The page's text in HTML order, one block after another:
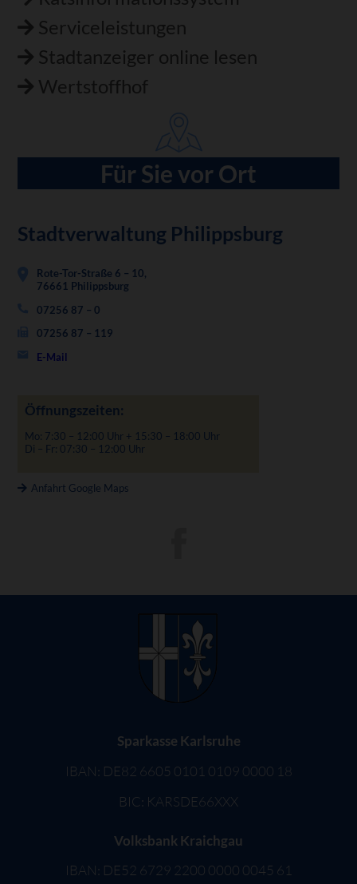
Serviceleistungen
Stadtanzeiger online lesen
Wertstoffhof
Für Sie vor Ort
Stadtverwaltung Philippsburg
Rote-Tor-Straße 6 – 10,
76661 Philippsburg
07256 87 – 0
07256 87 – 119
E-Mail
Öffnungszeiten:
Mo: 7:30 – 12:00 Uhr + 15:30 – 18:00 Uhr
Di – Fr: 07:30 – 12:00 Uhr
Anfahrt Google Maps
Sparkasse Karlsruhe
IBAN: DE82 6605 0101 0109 0000 18
BIC: KARSDE66XXX
Volksbank Kraichgau
IBAN: DE52 6729 2200 0000 0045 61